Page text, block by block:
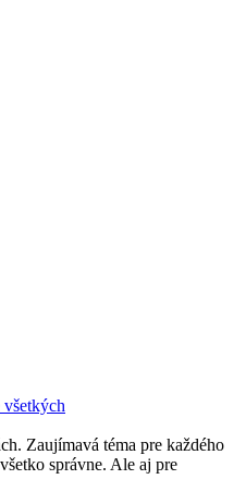
všetkých
Zaujímavá téma pre každého
správne. Ale aj pre